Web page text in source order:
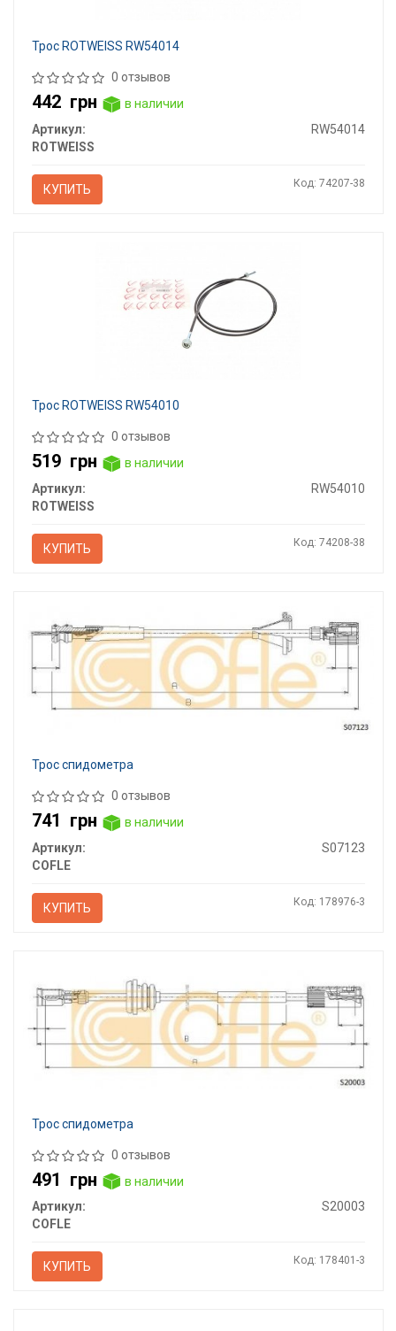
Трос ROTWEISS RW54014
0 отзывов
442 грн
в наличии
Артикул:
RW54014
ROTWEISS
КУПИТЬ Код: 74207-38
Трос ROTWEISS RW54010
0 отзывов
519 грн
в наличии
Артикул:
RW54010
ROTWEISS
КУПИТЬ Код: 74208-38
Трос спидометра
0 отзывов
741 грн
в наличии
Артикул:
S07123
COFLE
КУПИТЬ Код: 178976-3
Трос спидометра
0 отзывов
491 грн
в наличии
Артикул:
S20003
COFLE
КУПИТЬ Код: 178401-3